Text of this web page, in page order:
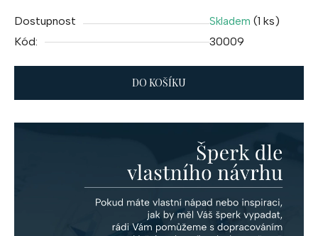
Dostupnost Skladem (1 ks)
Kód:
30009
DO KOŠÍKU